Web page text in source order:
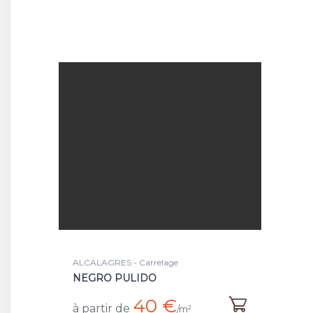
ALCALAGRES - Carrelage
NEGRO PULIDO
à partir de 40 €/m²